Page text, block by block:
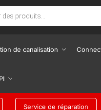
de canalisation
Service de réparation